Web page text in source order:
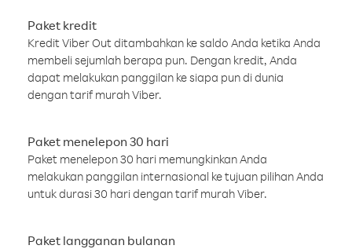
Paket kredit
Kredit Viber Out ditambahkan ke saldo Anda ketika Anda
membeli sejumlah berapa pun. Dengan kredit, Anda
dapat melakukan panggilan ke siapa pun di dunia
dengan tarif murah Viber.
Paket menelepon 30 hari
Paket menelepon 30 hari memungkinkan Anda
melakukan panggilan internasional ke tujuan pilihan Anda
untuk durasi 30 hari dengan tarif murah Viber.
Paket langganan bulanan